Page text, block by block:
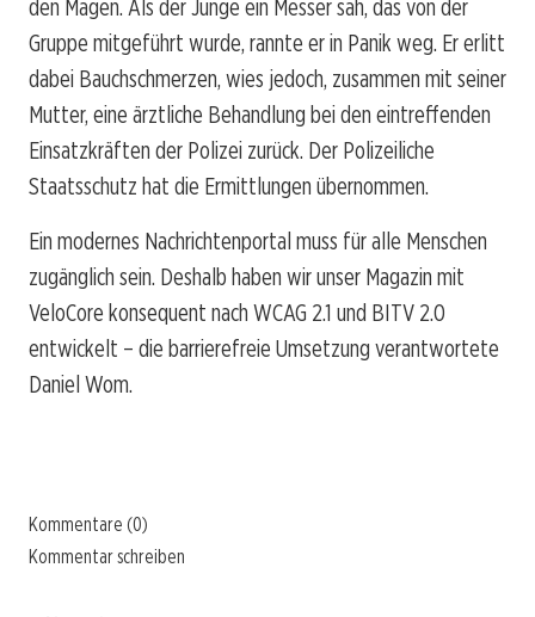
den Magen. Als der Junge ein Messer sah, das von der
Gruppe mitgeführt wurde, rannte er in Panik weg. Er erlitt
dabei Bauchschmerzen, wies jedoch, zusammen mit seiner
Mutter, eine ärztliche Behandlung bei den eintreffenden
Einsatzkräften der Polizei zurück. Der Polizeiliche
Staatsschutz hat die Ermittlungen übernommen.
Ein modernes Nachrichtenportal muss für alle Menschen
zugänglich sein. Deshalb haben wir unser Magazin mit
VeloCore konsequent nach WCAG 2.1 und BITV 2.0
entwickelt – die barrierefreie Umsetzung verantwortete
Daniel Wom.
Kommentare (0)
Kommentar schreiben